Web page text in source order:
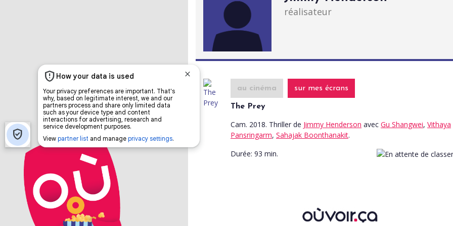
réalisateur
au cinéma sur mes écrans
The Prey
Cam. 2018. Thriller de Jimmy Henderson avec Gu Shangwei, Vithaya
Pansringarm, Sahajak Boonthanakit.
Durée: 93 min.